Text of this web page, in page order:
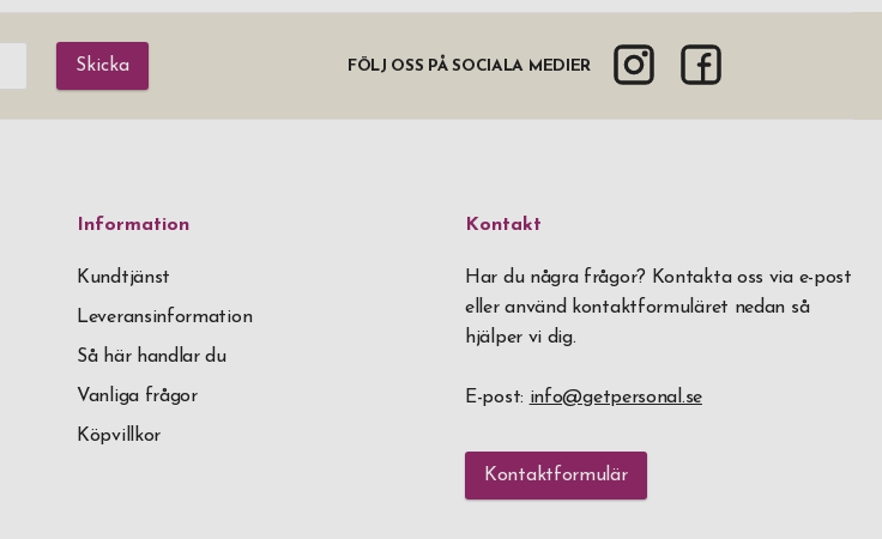
Skicka FÖLJ OSS PÅ SOCIALA MEDIER
Information
Kundtjänst
Leveransinformation
Så här handlar du
Vanliga frågor
Köpvillkor
Kontakt
Har du några frågor? Kontakta oss via e-post
eller använd kontaktformuläret nedan så
hjälper vi dig.
E-post: info@getpersonal.se
Kontaktformulär